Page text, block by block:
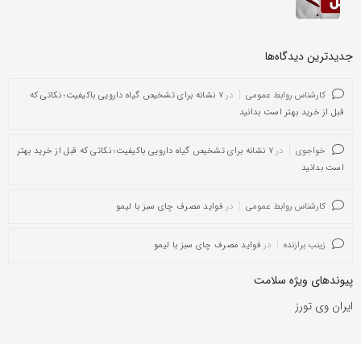
جدیدترین دیدگاه‌‌ها
کارشناس روابط عمومی در
۷ نشانه برای تشخیص گیاه دارویی باکیفیت؛ نکاتی که
قبل از خرید بهتر است بدانید
خواجوی در
۷ نشانه برای تشخیص گیاه دارویی باکیفیت؛ نکاتی که قبل از خرید بهتر
است بدانید
کارشناس روابط عمومی در فواید مصرف چای سبز با لیمو
زینب برازنده در فواید مصرف چای سبز با لیمو
پیوندهای ویژه سلامت
ایران وی تورز